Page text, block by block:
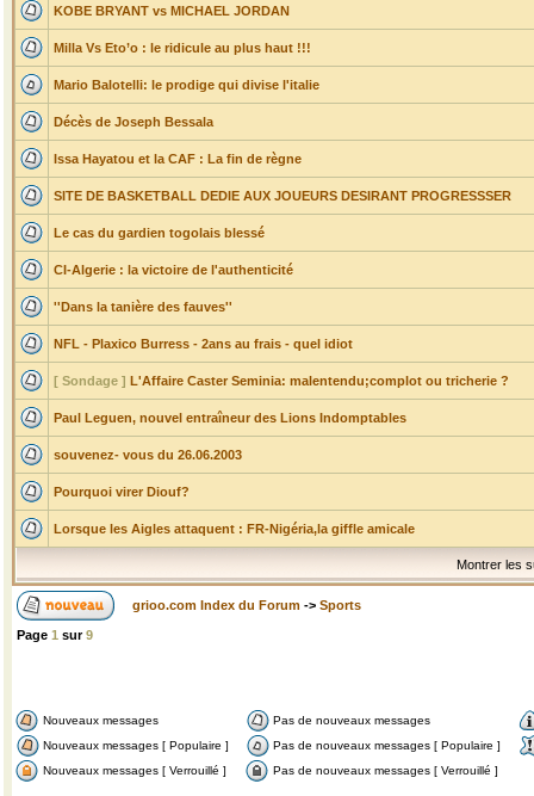
KOBE BRYANT vs MICHAEL JORDAN
Milla Vs Eto’o : le ridicule au plus haut !!!
Mario Balotelli: le prodige qui divise l'italie
Décès de Joseph Bessala
Issa Hayatou et la CAF : La fin de règne
SITE DE BASKETBALL DEDIE AUX JOUEURS DESIRANT PROGRESSSER
Le cas du gardien togolais blessé
CI-Algerie : la victoire de l'authenticité
''Dans la tanière des fauves''
NFL - Plaxico Burress - 2ans au frais - quel idiot
[ Sondage ] L'Affaire Caster Seminia: malentendu;complot ou tricherie ?
Paul Leguen, nouvel entraîneur des Lions Indomptables
souvenez- vous du 26.06.2003
Pourquoi virer Diouf?
Lorsque les Aigles attaquent : FR-Nigéria,la giffle amicale
Montrer les
grioo.com Index du Forum -> Sports
Page 1 sur9
Nouveaux messages
Pas de nouveaux messages
Nouveaux messages [ Populaire ]
Pas de nouveaux messages [ Populaire ]
Nouveaux messages [ Verrouillé ]
Pas de nouveaux messages [ Verrouillé ]